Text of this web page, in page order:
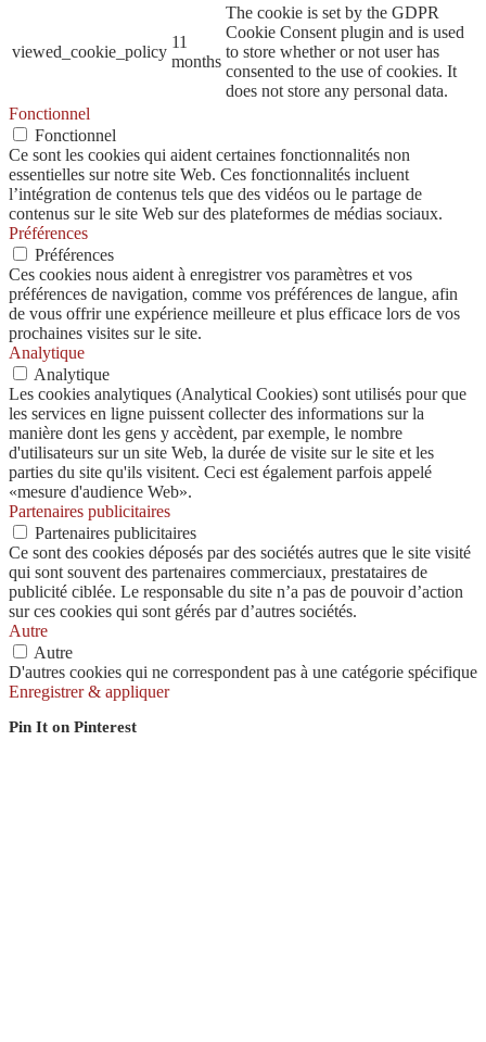
viewed_cookie_policy
11
months
The cookie is set by the GDPR
Cookie Consent plugin and is used
to store whether or not user has
consented to the use of cookies. It
does not store any personal data.
Fonctionnel
Fonctionnel
Ce sont les cookies qui aident certaines fonctionnalités non
essentielles sur notre site Web. Ces fonctionnalités incluent
l’intégration de contenus tels que des vidéos ou le partage de
contenus sur le site Web sur des plateformes de médias sociaux.
Préférences
Préférences
Ces cookies nous aident à enregistrer vos paramètres et vos
préférences de navigation, comme vos préférences de langue, afin
de vous offrir une expérience meilleure et plus efficace lors de vos
prochaines visites sur le site.
Analytique
Analytique
Les cookies analytiques (Analytical Cookies) sont utilisés pour que
les services en ligne puissent collecter des informations sur la
manière dont les gens y accèdent, par exemple, le nombre
d'utilisateurs sur un site Web, la durée de visite sur le site et les
parties du site qu'ils visitent. Ceci est également parfois appelé
«mesure d'audience Web».
Partenaires publicitaires
Partenaires publicitaires
Ce sont des cookies déposés par des sociétés autres que le site visité
qui sont souvent des partenaires commerciaux, prestataires de
publicité ciblée. Le responsable du site n’a pas de pouvoir d’action
sur ces cookies qui sont gérés par d’autres sociétés.
Autre
Autre
D'autres cookies qui ne correspondent pas à une catégorie spécifique
Enregistrer & appliquer
Pin It on Pinterest